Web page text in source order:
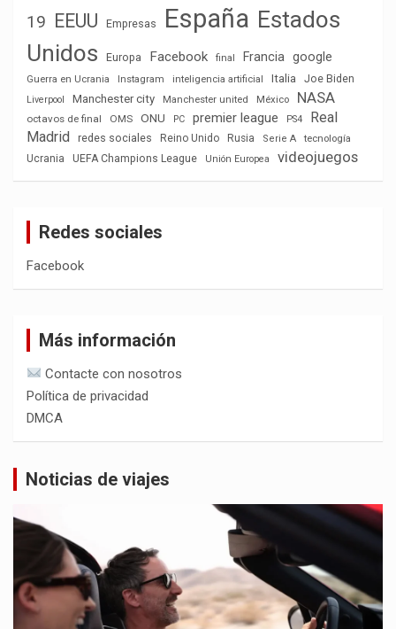
19 EEUU Empresas España Estados
Unidos
Europa Facebook final Francia google
Guerra en Ucrania Instagram inteligencia artificial Italia Joe Biden
Liverpool Manchester city Manchester united México NASA
octavos de final OMS ONU PC premier league PS4
Real
Madrid
redes sociales Reino Unido Rusia Serie A
tecnología
Ucrania
UEFA Champions League Unión Europea videojuegos
Redes sociales
Facebook
Más información
Contacte con nosotros
Política de privacidad
DMCA
Noticias de viajes